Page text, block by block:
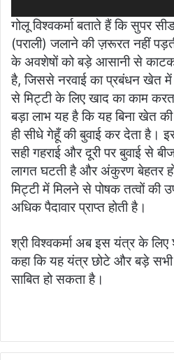
गोलू विश्वकर्मा बताते हैं कि सुपर
(पराली) जलाने की ज़रूरत नहीं
के अवशेषों को बड़े आसानी से
है, जिससे नरवाई का प्रबंधन खेत में
से मिट्टी के लिए खाद का काम
बड़ा लाभ यह है कि यह बिना खेत
ही सीधे गेहूँ की बुवाई कर देता है।
सही गहराई और दूरी पर बुवाई से
लागत घटती है और अंकुरण बेहतर
मिट्टी में मिलने से पोषक तत्वों की
अधिक पैदावार प्राप्त होती है।
श्री विश्वकर्मा अब इस यंत्र के
कहा कि यह यंत्र छोटे और बड़े सभी
साबित हो सकता है।